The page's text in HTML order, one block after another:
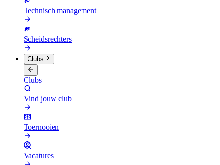
Technisch management
Scheidsrechters
Clubs
Clubs
Vind jouw club
Toernooien
Vacatures